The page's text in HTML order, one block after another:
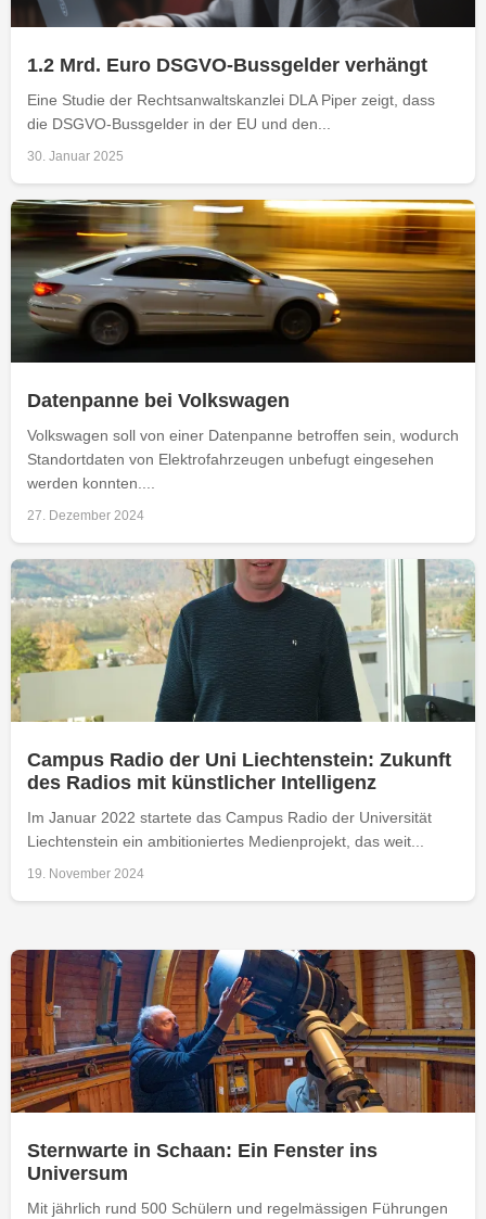
1.2 Mrd. Euro DSGVO-Bussgelder verhängt
Eine Studie der Rechtsanwaltskanzlei DLA Piper zeigt, dass
die DSGVO-Bussgelder in der EU und den...
30. Januar 2025
Datenpanne bei Volkswagen
Volkswagen soll von einer Datenpanne betroffen sein, wodurch
Standortdaten von Elektrofahrzeugen unbefugt eingesehen
werden konnten....
27. Dezember 2024
Campus Radio der Uni Liechtenstein: Zukunft
des Radios mit künstlicher Intelligenz
Im Januar 2022 startete das Campus Radio der Universität
Liechtenstein ein ambitioniertes Medienprojekt, das weit...
19. November 2024
Sternwarte in Schaan: Ein Fenster ins
Universum
Mit jährlich rund 500 Schülern und regelmässigen Führungen